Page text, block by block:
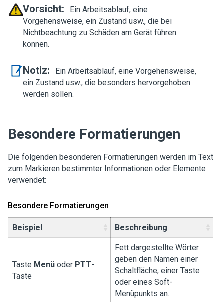
Vorsicht:
Ein Arbeitsablauf, eine
Vorgehensweise, ein Zustand usw., die bei
Nichtbeachtung zu Schäden am Gerät führen
können.
Notiz:
Ein Arbeitsablauf, eine Vorgehensweise,
ein Zustand usw., die besonders hervorgehoben
werden sollen.
Besondere Formatierungen
Die folgenden besonderen Formatierungen werden im Text
zum Markieren bestimmter Informationen oder Elemente
verwendet:
Besondere Formatierungen
Beispiel Beschreibung
Taste Menü oder PTT-
Taste
Fett dargestellte Wörter
geben den Namen einer
Schaltfläche, einer Taste
oder eines Soft-
Menüpunkts an.